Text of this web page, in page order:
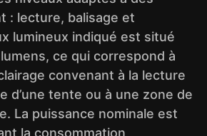
: lecture, balisage et
lumineux indiqué est situé
ce qui correspond à
convenant à la lecture
d’une tente ou à une zone de
La puissance nominale est
la consommation